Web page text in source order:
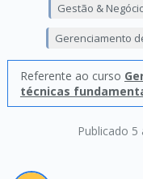
Publicado
Gestão &
Gerenciamento
Referente ao curso
técnicas